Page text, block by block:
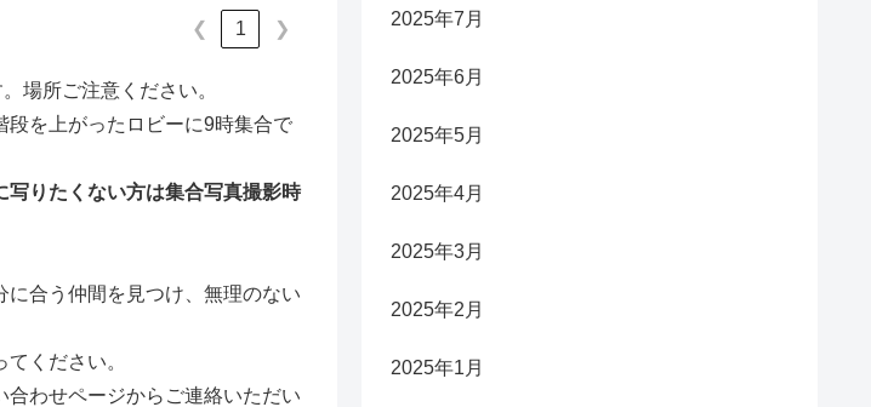
❮ 1 ❯
場所ご注意ください。
を上がったロビーに9時集合で
写りたくない方は集合写真撮影時
合う仲間を見つけ、無理のない
ください。
わせページからご連絡いただい
2025年7月
2025年6月
2025年5月
2025年4月
2025年3月
2025年2月
2025年1月